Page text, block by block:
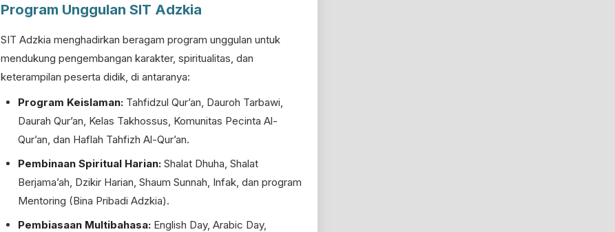
Program Unggulan SIT Adzkia
SIT Adzkia menghadirkan beragam program unggulan untuk
mendukung pengembangan karakter, spiritualitas, dan
keterampilan peserta didik, di antaranya:
Program Keislaman: Tahfidzul Qur’an, Dauroh Tarbawi,
Daurah Qur’an, Kelas Takhossus, Komunitas Pecinta Al-
Qur’an, dan Haflah Tahfizh Al-Qur’an.
Pembinaan Spiritual Harian: Shalat Dhuha, Shalat
Berjama’ah, Dzikir Harian, Shaum Sunnah, Infak, dan program
Mentoring (Bina Pribadi Adzkia).
Pembiasaan Multibahasa: English Day, Arabic Day,